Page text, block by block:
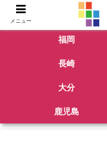
福岡
長崎
大分
鹿児島
メニュー